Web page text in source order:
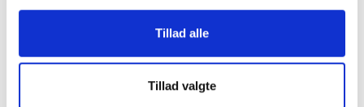
Tillad alle
Tillad valgte